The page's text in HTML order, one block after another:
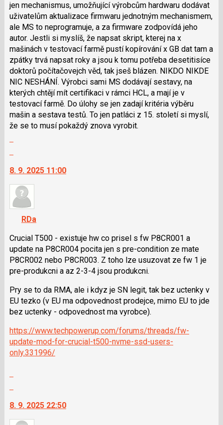
pro
následující
P
pro
předchozí
nový
názor
jen mechanismus, umožňující výrobcům hardwaru dodávat
uživatelům aktualizace firmwaru jednotným mechanismem,
ale MS to neprogramuje, a za firmware zodpovídá jeho
autor. Jestli si myslíš, že napsat skript, kterej na x
mašinách v testovací farmě pustí kopírování x GB dat tam a
zpátky trvá napsat roky a jsou k tomu potřeba desetitisíce
doktorů počítačovejch věd, tak jseš blázen. NIKDO NIKDE
NIC NESHÁNÍ. Výrobci sami MS dodávají sestavy, na
kterých chtějí mít certifikaci v rámci HCL, a mají je v
testovací farmě. Do úlohy se jen zadají kritéria výběru
mašin a sestava testů. To jen patláci z 15. století si myslí,
že se to musí pokaždý znova vyrobit.
další
nový
názor.
navigaci
lze
použít
i
klávesy
N
následující
a
P
předchozí
nový
názor
8. 9. 2025 11:00
RDa
Crucial T500 - existuje hw co prisel s fw P8CR001 a
update na P8CR004 pocita jen s pre-condition ze mate
P8CR002 nebo P8CR003. Z toho lze usuzovat ze fw 1 je
pre-produkcni a az 2-3-4 jsou produkcni.
Pry se to da RMA, ale i kdyz je SN legit, tak bez uctenky v
EU tezko (v EU ma odpovednost prodejce, mimo EU to jde
bez uctenky - odpovednost ma vyrobce).
https://www.techpowerup.com/forums/threads/fw-
update-mod-for-crucial-t500-nvme-ssd-users-
only.331996/
další
nový
8. 9. 2025 22:50